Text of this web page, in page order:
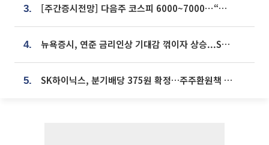
3. [주간증시전망] 다음주 코스피 6000~7000⋯“外人 수급은 정책이 변수”
4. 뉴욕증시, 연준 금리인상 기대감 꺾이자 상승...S&P500 사상 최고치 [종합]
5. SK하이닉스, 분기배당 375원 확정…주주환원책 9월로 앞당겨 발표